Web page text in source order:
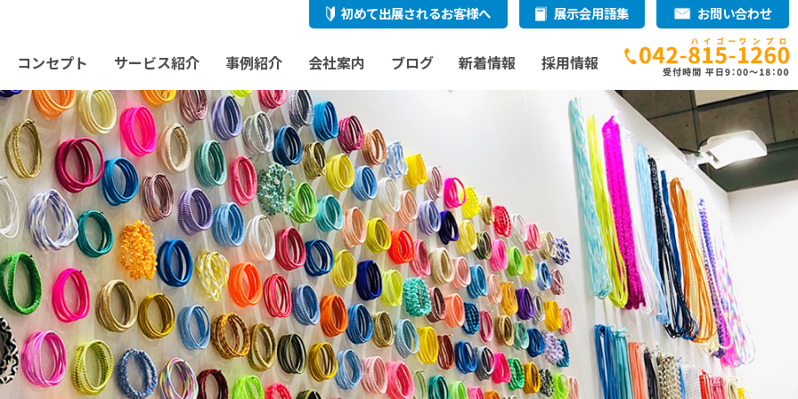
初めて出展されるお客様へ 展示会用語集 お問い合わせ
コンセプト サービス紹介 事例紹介 会社案内 ブログ 新着情報 採用情報